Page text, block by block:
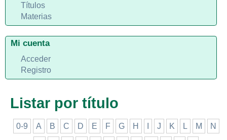
Listar por título
0-9 A B C D E F G H J K L M N
Títulos
Materias
Mi cuenta
Acceder
Registro